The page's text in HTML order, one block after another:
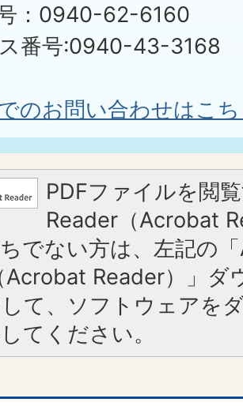
：0940-62-6160
番号:0940-43-3168
のお問い合わせはこ
PDFファイルを閲
Reader（Acrobat
でない方は、左記の
Acrobat Reader）」ダ
て、ソフトウェアを
てください。